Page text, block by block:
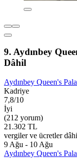
9. Aydınbey
Dâhil
Aydınbey Queen's
Kadriye
7,8/10
İyi
(212 yorum)
21.302 TL
vergiler ve ücretler
9 Ağu - 10 Ağu
Aydınbey Queen's